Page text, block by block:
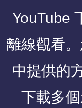
YouTube
離線觀看
中提供的
下載多個